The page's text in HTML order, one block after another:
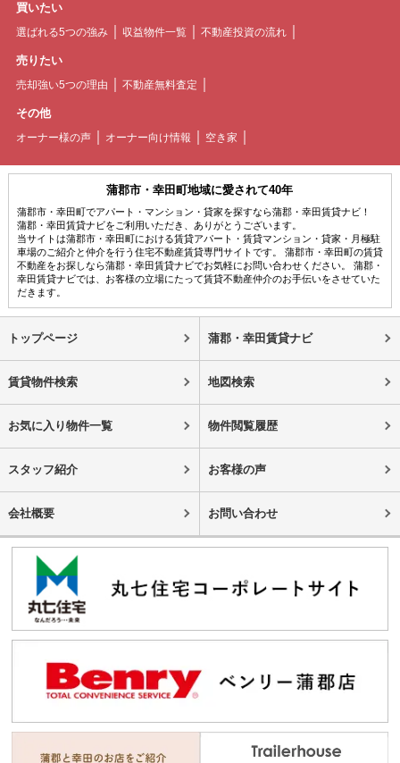
買いたい
選ばれる5つの強み 収益物件一覧 不動産投資の流れ
売りたい
売却強い5つの理由 不動産無料査定
その他
オーナー様の声 オーナー向け情報 空き家
蒲郡市・幸田町地域に愛されて40年
蒲郡市・幸田町でアパート・マンション・貸家を探すなら蒲郡・幸田賃貸ナビ！
蒲郡・幸田賃貸ナビをご利用いただき、ありがとうございます。
当サイトは蒲郡市・幸田町における賃貸アパート・賃貸マンション・貸家・月極駐
車場のご紹介と仲介を行う住宅不動産賃貸専門サイトです。 蒲郡市・幸田町の賃貸
不動産をお探しなら蒲郡・幸田賃貸ナビでお気軽にお問い合わせください。 蒲郡・
幸田賃貸ナビでは、お客様の立場にたって賃貸不動産仲介のお手伝いをさせていた
だきます。
トップページ 蒲郡・幸田賃貸ナビ
賃貸物件検索 地図検索
お気に入り物件一覧 物件閲覧履歴
スタッフ紹介 お客様の声
会社概要 お問い合わせ